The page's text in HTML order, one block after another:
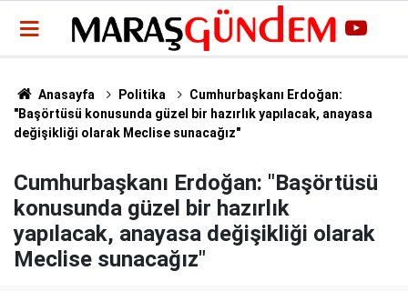
Anasayfa Politika
Cumhurbaşkanı Erdoğan:
"Başörtüsü konusunda güzel bir hazırlık yapılacak, anayasa
değişikliği olarak Meclise sunacağız"
Cumhurbaşkanı Erdoğan: "Başörtüsü
konusunda güzel bir hazırlık
yapılacak, anayasa değişikliği olarak
Meclise sunacağız"